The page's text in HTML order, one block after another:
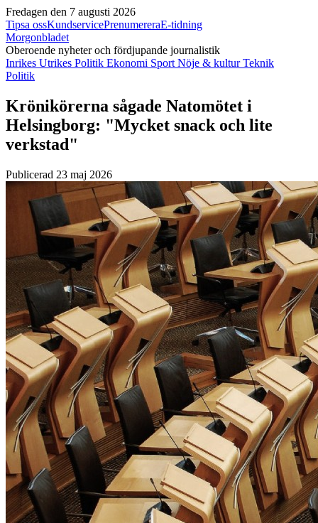
Fredagen den 7 augusti 2026
Tipsa ossKundservicePrenumereraE-tidning
Morgonbladet
Oberoende nyheter och fördjupande journalistik
Inrikes Utrikes Politik Ekonomi Sport Nöje & kulturTeknik
Politik
Krönikörerna sågade Natomötet i
Helsingborg: "Mycket snack och lite
verkstad"
Publicerad 23 maj 2026